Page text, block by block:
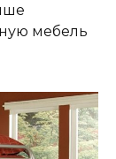
мебель